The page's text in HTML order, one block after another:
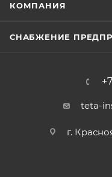
КОМПАНИЯ
СНАБЖЕНИЕ
teta-
г.